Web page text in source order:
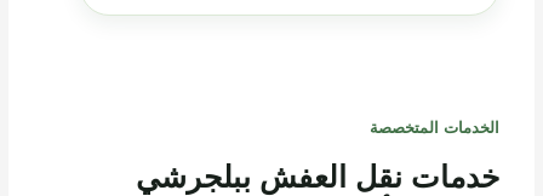
الخدمات المتخصصة
خدمات نقل العفش ببلجرشي